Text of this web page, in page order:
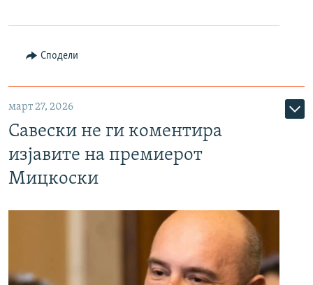
Сподели
март 27, 2026
Савески не ги коментира
изјавите на премиерот
Мицкоски